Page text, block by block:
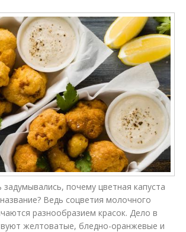
задумывались, почему цветная капуста
Ведь соцветия молочного
разнообразием красок. Дело в
желтоватые, бледно-оранжевые и